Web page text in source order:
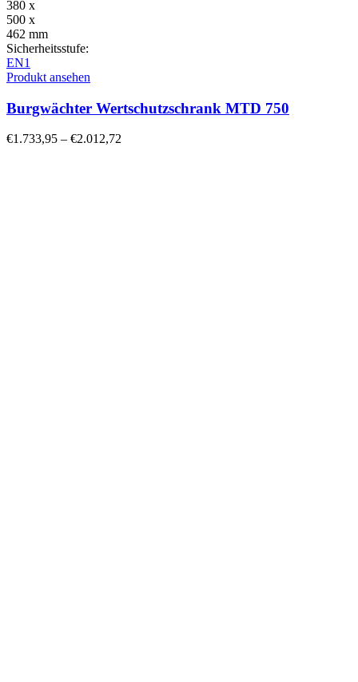
380 x
500 x
462 mm
Sicherheitsstufe:
EN1
Produkt ansehen
Burgwächter Wertschutzschrank MTD 750
€1.733,95 – €2.012,72